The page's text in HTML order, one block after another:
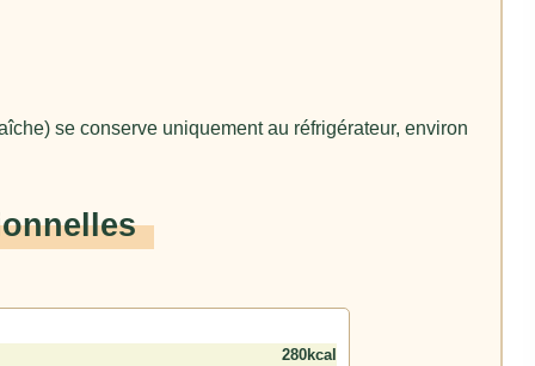
se conserve uniquement au réfrigérateur, environ
280kcal